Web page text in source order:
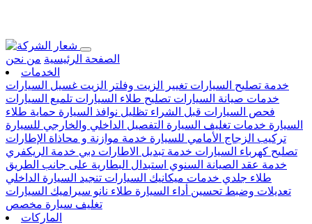
الصفحة الرئيسية من نحن
الخدمات
خدمة تصليح السيارات تغيير الزيت وفلتر الزيت غسيل السيارات
خدمات صيانة السيارات تصليح طلاء السيارات تلميع السيارات
فحص السيارات قبل الشراء تظليل نوافذ السيارة حماية طلاء
السيارة خدمات تغليف السيارة التفصيل الداخلي والخارجي للسيارة
تركيب الزجاج الأمامي للسيارة خدمة موازنة و محاذاة الإطارات
تصليح كهرباء السيارات خدمة تبديل الاطارات دبي خدمة الريكفري
خدمة عقد الصيانة السنوي استبدال البطارية على جانب الطريق
طلاء جلدي خدمات ميكانيك السيارات تنجيد السيارة الداخلي
تعديلات وضبط تحسين أداء السيارة طلاء نانو سيراميك السيارات
تغليف سيارة مخصص
الماركات